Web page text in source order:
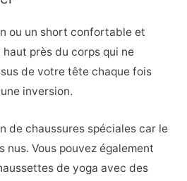
ou un short confortable et
haut près du corps qui ne
de votre tête chaque fois
inversion.
de chaussures spéciales car le
nus. Vous pouvez également
de yoga avec des